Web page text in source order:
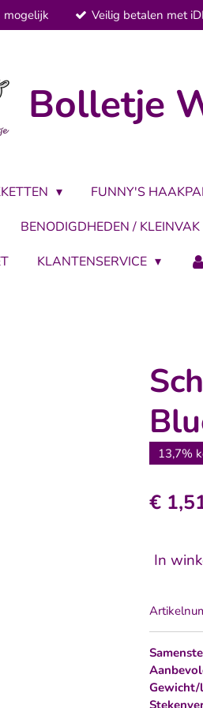
Veilig betalen met
Bolletje
FUNNY'S
BENODIGDHEDEN / KLEINVAK
KLANTENSERVICE
13,7%
€
In